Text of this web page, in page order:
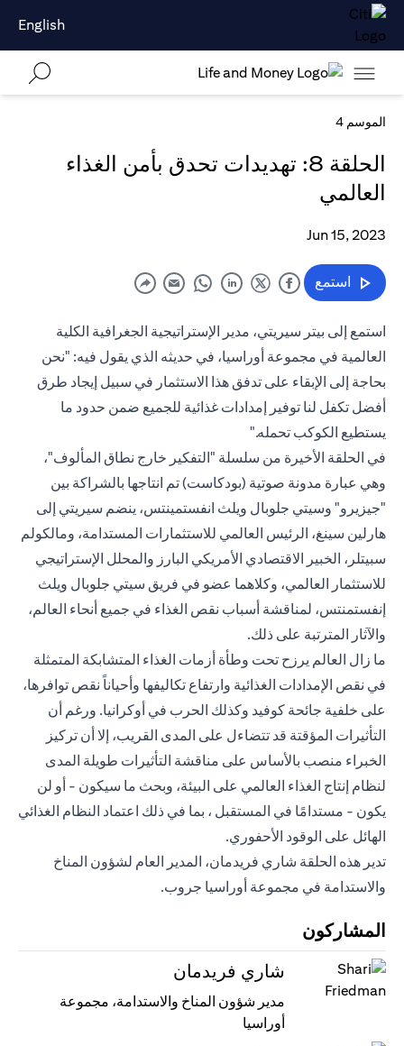
English
الموسم 4
الحلقة 8: تهديدات تحدق بأمن الغذاء
العالمي
Jun 15, 2023
استمع
استمع إلى بيتر سيريتي، مدير الإستراتيجية الجغرافية الكلية
العالمية في مجموعة أوراسيا، في حديثه الذي يقول فيه: "نحن
بحاجة إلى الإبقاء على تدفق هذا الاستثمار في سبيل إيجاد طرق
أفضل تكفل لنا توفير إمدادات غذائية للجميع ضمن حدود ما
يستطيع الكوكب تحمله."
في الحلقة الأخيرة من سلسلة "التفكير خارج نطاق المألوف"،
وهي عبارة مدونة صوتية (بودكاست) تم انتاجها بالشراكة بين
"جيزيرو" وسيتي جلوبال ويلث انفستمينتس، ينضم سيريتي إلى
هارلين سينغ، الرئيس العالمي للاستثمارات المستدامة، ومالكولم
سبيتلر، الخبير الاقتصادي الأمريكي البارز والمحلل الإستراتيجي
للاستثمار العالمي، وكلاهما عضو في فريق سيتي جلوبال ويلث
إنفستمنتس، لمناقشة أسباب نقص الغذاء في جميع أنحاء العالم،
والآثار المترتبة على ذلك.
ما زال العالم يرزح تحت وطأة أزمات الغذاء المتشابكة المتمثلة
في نقص الإمدادات الغذائية وارتفاع تكاليفها وأحياناً نقص توافرها،
على خلفية جائحة كوفيد وكذلك الحرب في أوكرانيا. ورغم أن
التأثيرات المؤقتة قد تتضاءل على المدى القريب، إلا أن تركيز
الخبراء منصب بالأساس على مناقشة التأثيرات طويلة المدى
لنظام إنتاج الغذاء العالمي على البيئة، وبحث ما سيكون - أو لن
يكون - مستدامًا في المستقبل ، بما في ذلك اعتماد النظام الغذائي
الهائل على الوقود الأحفوري.
تدير هذه الحلقة شاري فريدمان، المدير العام لشؤون المناخ
والاستدامة في مجموعة أوراسيا جروب.
المشاركون
شاري فريدمان
مدير شؤون المناخ والاستدامة، مجموعة
أوراسيا